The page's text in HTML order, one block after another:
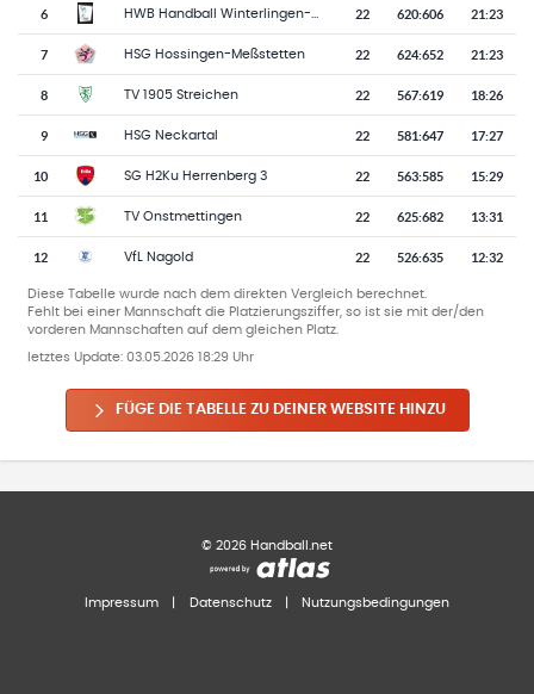
6 22 620:606 21:23
7 HSG Hossingen-Meßstetten 22 624:652 21:23
8 TV 1905 Streichen 22 567:619 18:26
9 HSG Neckartal 22 581:647 17:27
10 SG H2Ku Herrenberg 3 22 563:585 15:29
11 TV Onstmettingen 22 625:682 13:31
12 VfL Nagold 22 526:635 12:32
Diese Tabelle wurde nach dem direkten Vergleich berechnet.
Fehlt bei einer Mannschaft die Platzierungsziffer, so ist sie mit der/den
vorderen Mannschaften auf dem gleichen Platz.
letztes Update: 03.05.2026 18:29 Uhr
FÜGE DIE TABELLE ZU DEINER WEBSITE HINZU
© 2026 Handball.net
Impressum Datenschutz Nutzungsbedingungen